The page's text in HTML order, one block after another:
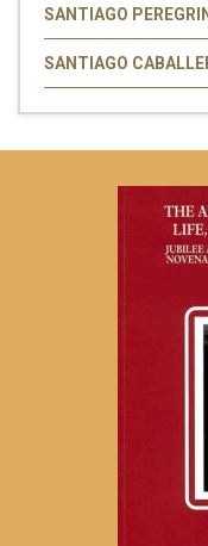
SANTIAGO
SANTIAGO